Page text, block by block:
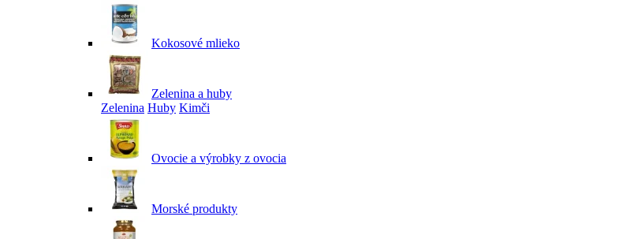
Kokosové mlieko
Zelenina a huby
Zelenina Huby Kimči
Ovocie a výrobky z ovocia
Morské produkty